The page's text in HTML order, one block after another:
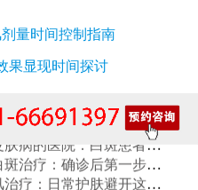
量时间控制指南
果显现时间探讨
：微量元素补充对康复的作用
医院：白斑患者康复训练指导手册
诊疗：收费透明化说明
饮食忌口的科学标准是什么
医院：白斑患者线上复诊操作步骤
疗：确诊后第一步该做什么
：日常护肤避开这些刺激成分
：科学饮食不需要过度忌口